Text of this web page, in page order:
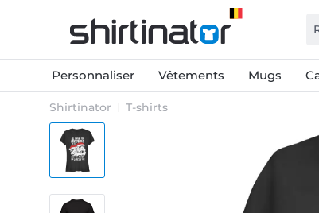
Personnaliser Vêtements Mugs
Shirtinator T-shirts